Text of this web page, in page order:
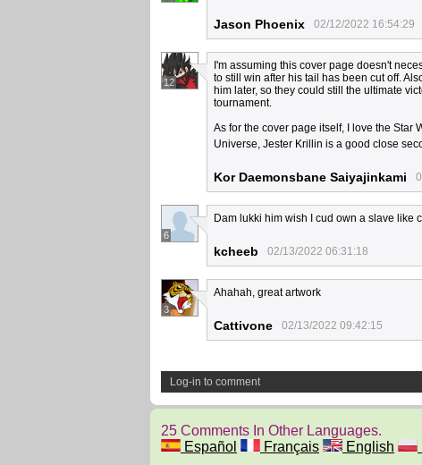
Jason Phoenix 02/12/2022 16:54:29
12
I'm assuming this cover page doesn't
to still win after his tail has been cut off.
him later, so they could still the ultimate
tournament.
As for the cover page itself, I love the Star
Universe, Jester Krillin is a good close
Kor Daemonsbane Saiyajinkami
6
Dam lukki him wish I cud own a slave like
kcheeb 02/13/2022 06:31:18
3
Ahahah, great artwork
Cattivone 02/13/2022 09:42:15
Log-in to comment
25 Comments In Other Languages.
Español
Français English